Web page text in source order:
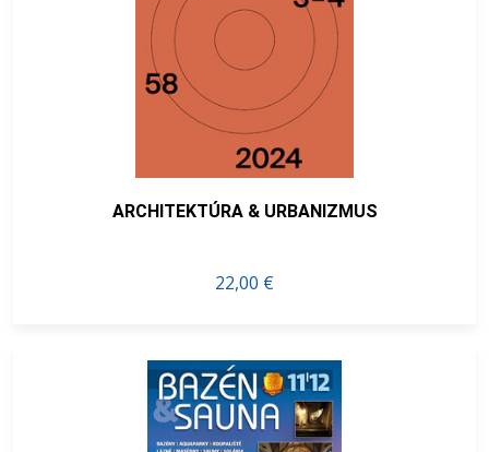
ARCHITEKTÚRA & URBANIZMUS
22,00 €